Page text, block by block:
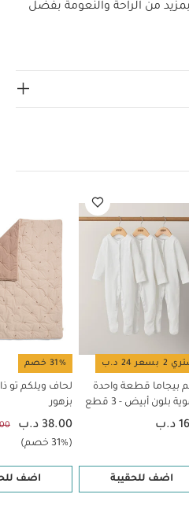
من الراحة والنعومة بفضل
النار.
بزهور وسادة بتصميم ورقة شجر
بلون أبيض كريمي - قطعتان
بسعر 24 د.ب
بيجاما قطعة واحدة
بلون أبيض - 3 قطع
اضف للحقيبة
31% خصم
لحاف ويلكم تو
بزهور
38.00 د.ب
(31% خصم)
اضف